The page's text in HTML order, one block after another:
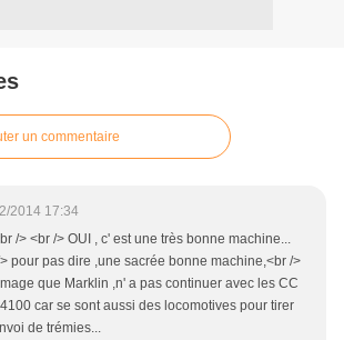
un commentaire
2014 17:34
/> <br /> OUI , c' est une très bonne machine...
pour pas dire ,une sacrée bonne machine,<br />
que Marklin ,n' a pas continuer avec les CC
car se sont aussi des locomotives pour tirer
de trémies...